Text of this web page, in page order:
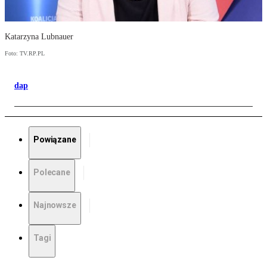
Katarzyna Lubnauer
Foto: TV.RP.PL
dap
Powiązane
Polecane
Najnowsze
Tagi